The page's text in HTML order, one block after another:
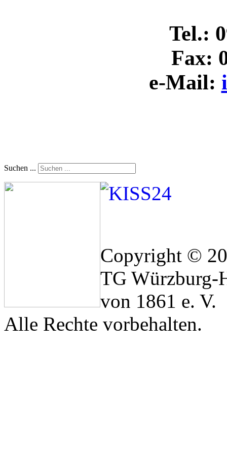
Tel.:
Fax:
e-Mail:
Suchen ...
Copyright ©
TG Würzburg-
von 1861 e. V.
Alle Rechte vorbehalten.